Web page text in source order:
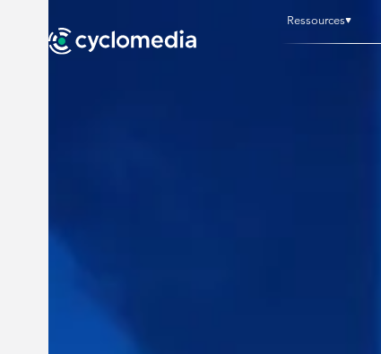
Ressources